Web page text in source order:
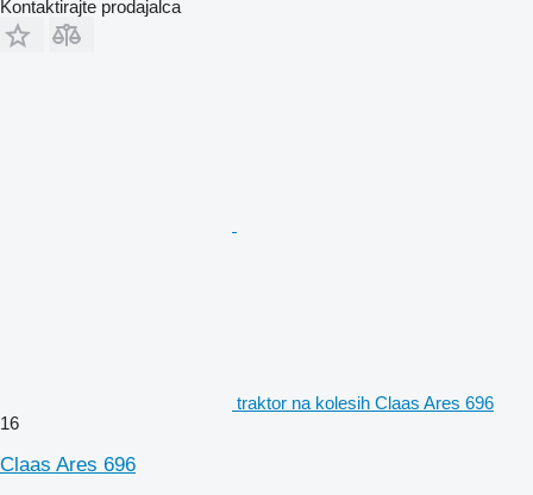
Kontaktirajte prodajalca
traktor na kolesih Claas Ares 696
16
Claas Ares 696